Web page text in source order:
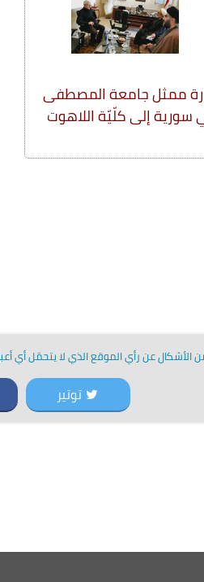
ممثل جامعة المصطفى
سورية إلى كلّيّة اللاهوت
الأشكال عن رأي الموقع الذي لا يتحمّل أي
توتير